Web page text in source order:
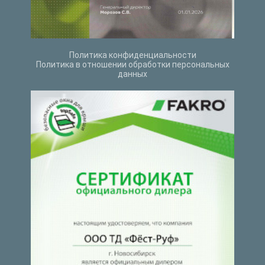
Политика конфиденциальности
Политика в отношении обработки персональных
данных